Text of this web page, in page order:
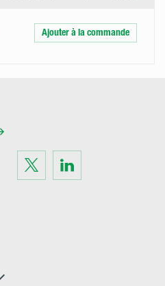
Ajouter à la commande
Visit
us
on
Twitter
Visit
on
LinkedIn